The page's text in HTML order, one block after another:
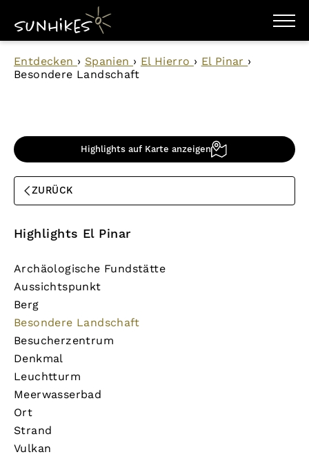
WANDERZIELE
WANDERUNGEN
ENTDECKEN
Entdecken › Spanien › El Hierro › El Pinar ›
Besondere Landschaft
Highlights auf Karte anzeigen
ZURÜCK
Highlights El Pinar
Archäologische Fundstätte
Aussichtspunkt
Berg
Besondere Landschaft
Besucherzentrum
Denkmal
Leuchtturm
Meerwasserbad
Ort
Strand
Vulkan